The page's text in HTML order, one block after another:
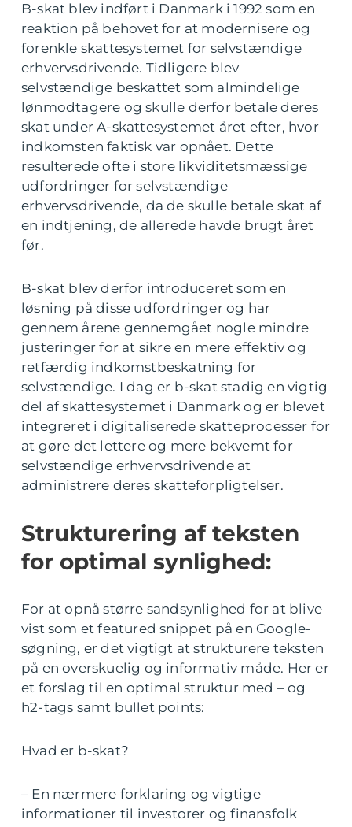
B-skat blev indført i Danmark i 1992 som en
reaktion på behovet for at modernisere og
forenkle skattesystemet for selvstændige
erhvervsdrivende. Tidligere blev
selvstændige beskattet som almindelige
lønmodtagere og skulle derfor betale deres
skat under A-skattesystemet året efter, hvor
indkomsten faktisk var opnået. Dette
resulterede ofte i store likviditetsmæssige
udfordringer for selvstændige
erhvervsdrivende, da de skulle betale skat af
en indtjening, de allerede havde brugt året
før.
B-skat blev derfor introduceret som en
løsning på disse udfordringer og har
gennem årene gennemgået nogle mindre
justeringer for at sikre en mere effektiv og
retfærdig indkomstbeskatning for
selvstændige. I dag er b-skat stadig en vigtig
del af skattesystemet i Danmark og er blevet
integreret i digitaliserede skatteprocesser for
at gøre det lettere og mere bekvemt for
selvstændige erhvervsdrivende at
administrere deres skatteforpligtelser.
Strukturering af teksten
for optimal synlighed:
For at opnå større sandsynlighed for at blive
vist som et featured snippet på en Google-
søgning, er det vigtigt at strukturere teksten
på en overskuelig og informativ måde. Her er
et forslag til en optimal struktur med – og
h2-tags samt bullet points:
Hvad er b-skat?
– En nærmere forklaring og vigtige
informationer til investorer og finansfolk